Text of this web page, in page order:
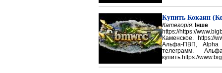
Купить Кокаин
Категорія: Інше
https://https://
Каменское. https://
Альфа-ПВП, Alpha
телеграмм.
купить.https://